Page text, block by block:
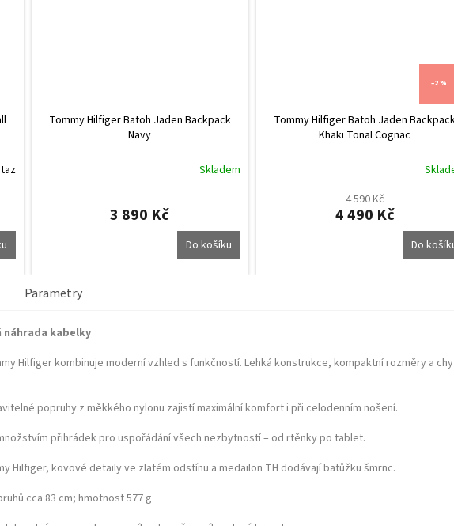
Tommy Hilfiger Batoh Jaden Backpack
Navy
Skladem
3 890 Kč
Do košíku
–2 %
Tommy Hilfiger Batoh Jaden
Khaki Tonal Cognac
4 590 Kč
4 490 Kč
Do
Parametry
náhrada kabelky
Hilfiger kombinuje moderní vzhled s funkčností. Lehká konstrukce, kompaktní rozměry a
popruhy z měkkého nylonu zajistí maximální komfort i při celodenním nošení.
přihrádek pro uspořádání všech nezbytností – od rtěnky po tablet.
Hilfiger, kovové detaily ve zlatém odstínu a medailon TH dodávají batůžku šmrnc.
cca 83 cm; hmotnost 577 g